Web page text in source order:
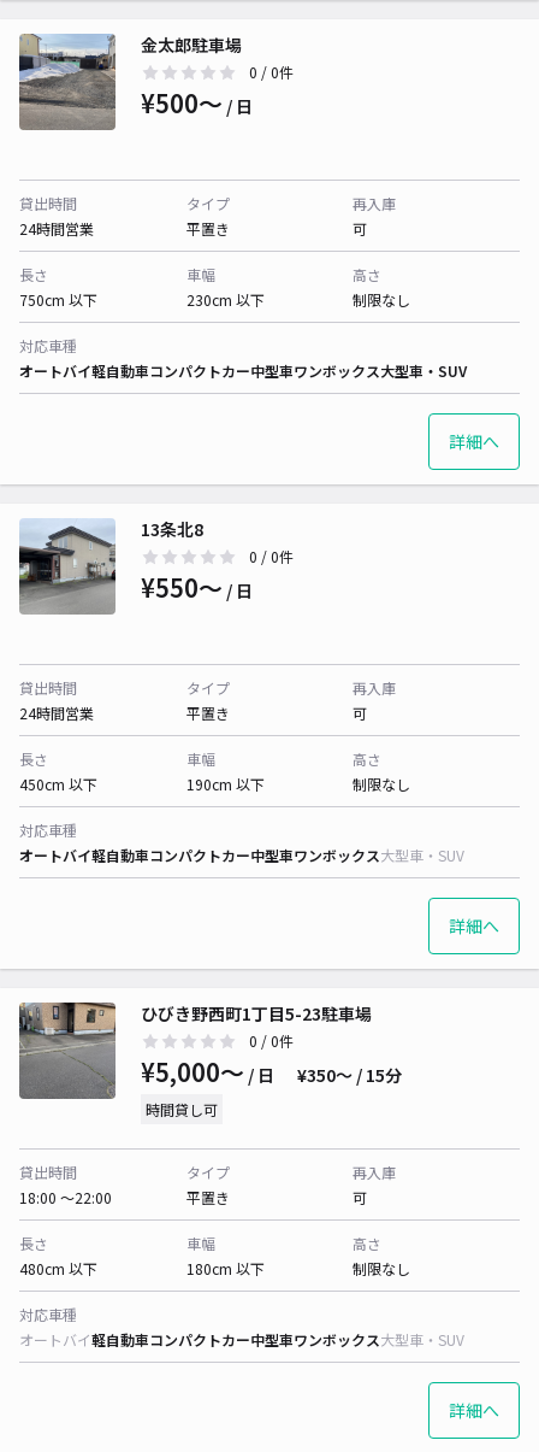
金太郎駐車場
0 / 0件
¥500〜 / 日
貸出時間
24時間営業
タイプ
平置き
再入庫
可
長さ
750cm 以下
車幅
230cm 以下
高さ
制限なし
対応車種
オートバイ軽自動車コンパクトカー中型車ワンボックス大型車・SUV
詳細へ
13条北8
0 / 0件
¥550〜 / 日
貸出時間
24時間営業
タイプ
平置き
再入庫
可
長さ
450cm 以下
車幅
190cm 以下
高さ
制限なし
対応車種
オートバイ軽自動車コンパクトカー中型車ワンボックス大型車・SUV
詳細へ
ひびき野西町1丁目5-23駐車場
0 / 0件
¥5,000〜 / 日 ¥350〜 / 15分
時間貸し可
貸出時間
18:00 〜22:00
タイプ
平置き
再入庫
可
長さ
480cm 以下
車幅
180cm 以下
高さ
制限なし
対応車種
オートバイ軽自動車コンパクトカー中型車ワンボックス大型車・SUV
詳細へ